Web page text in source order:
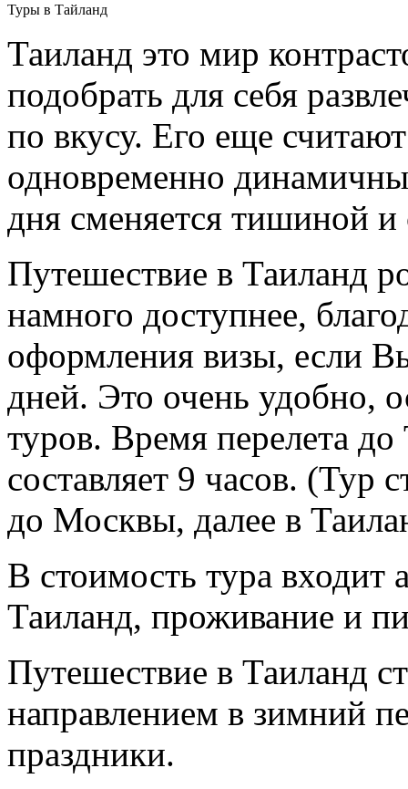
Туры в Тайланд
Таиланд это мир
подобрать для себя
по вкусу. Его еще
одновременно
дня сменяется тишиной
Путешествие в Таиланд
намного доступнее,
оформления визы, если
дней. Это очень удобно,
туров. Время перелета
составляет 9 часов. (Тур
до Москвы, далее в
В стоимость тура входит
Таиланд, проживание и
Путешествие в Таиланд
направлением в зимний
праздники.